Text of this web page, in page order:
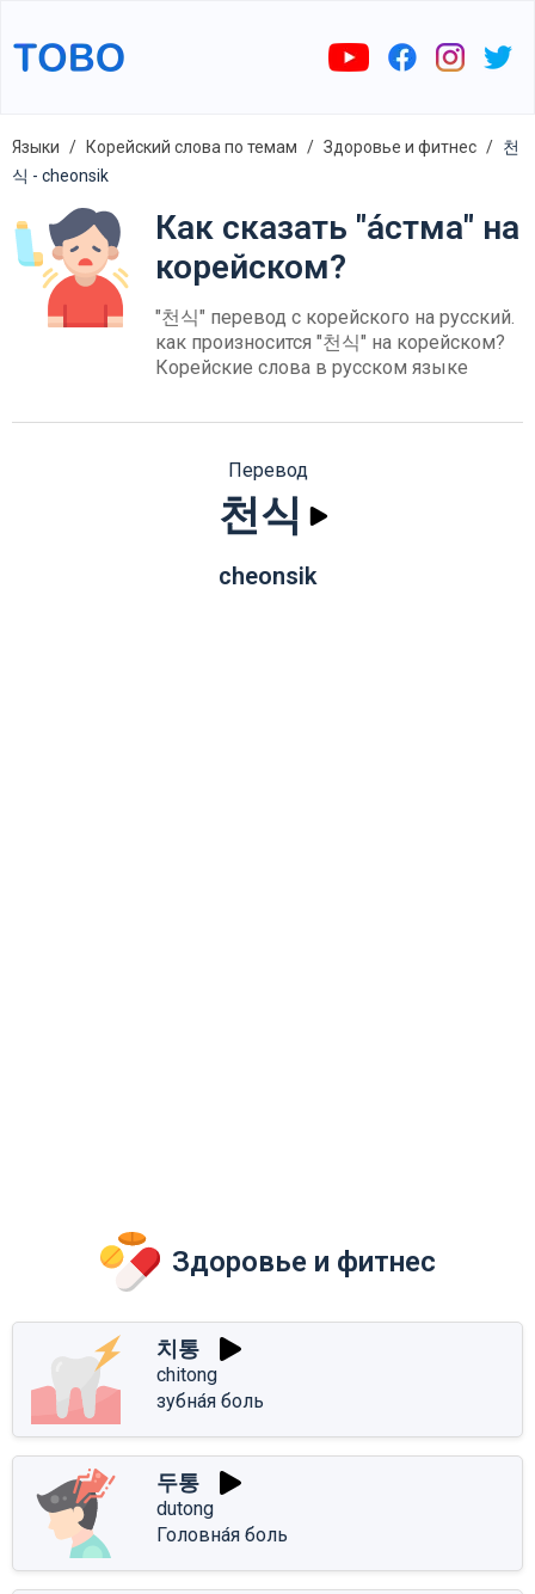
Языки Корейский слова по темам Здоровье и фитнес
천
식 - cheonsik
Как сказать "а́стма" на
корейском?
"천식" перевод с корейского на русский.
как произносится "천식" на корейском?
Корейские слова в русском языке
Перевод
천식
cheonsik
Здоровье и фитнес
치통
chitong
зубна́я боль
두통
dutong
Головна́я боль